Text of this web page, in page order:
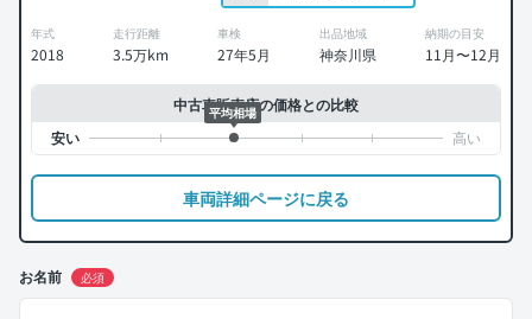
年式
2018
走行距離
3.5万km
車検
27年5月
出品地域
神奈川県
納期の目安
11月〜12月
中古車販売店の価格との比較
平均相場
車両詳細ページに戻る
お名前 必須